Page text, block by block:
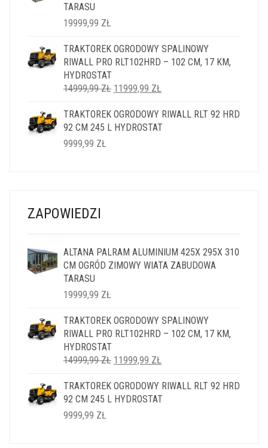
TARASU
19999,99 ZŁ
TRAKTOREK OGRODOWY SPALINOWY
RIWALL PRO RLT102HRD – 102 CM, 17 KM,
HYDROSTAT
14999,99ZŁ PIERWOTNA
WYNOSIŁA:
14999,99 ZŁ.
11999,99 ZŁ
WYNOSI:
11999,99 ZŁ.
TRAKTOREK OGRODOWY RIWALL RLT 92 HRD
92 CM 245 L HYDROSTAT
9999,99 ZŁ
ZAPOWIEDZI
ALTANA PALRAM ALUMINIUM 425X 295X 310
CM OGRÓD ZIMOWY WIATA ZABUDOWA
TARASU
19999,99 ZŁ
TRAKTOREK OGRODOWY SPALINOWY
RIWALL PRO RLT102HRD – 102 CM, 17 KM,
HYDROSTAT
14999,99ZŁ PIERWOTNA
WYNOSIŁA:
14999,99 ZŁ.
11999,99 ZŁ
WYNOSI:
11999,99 ZŁ.
TRAKTOREK OGRODOWY RIWALL RLT 92 HRD
92 CM 245 L HYDROSTAT
9999,99 ZŁ